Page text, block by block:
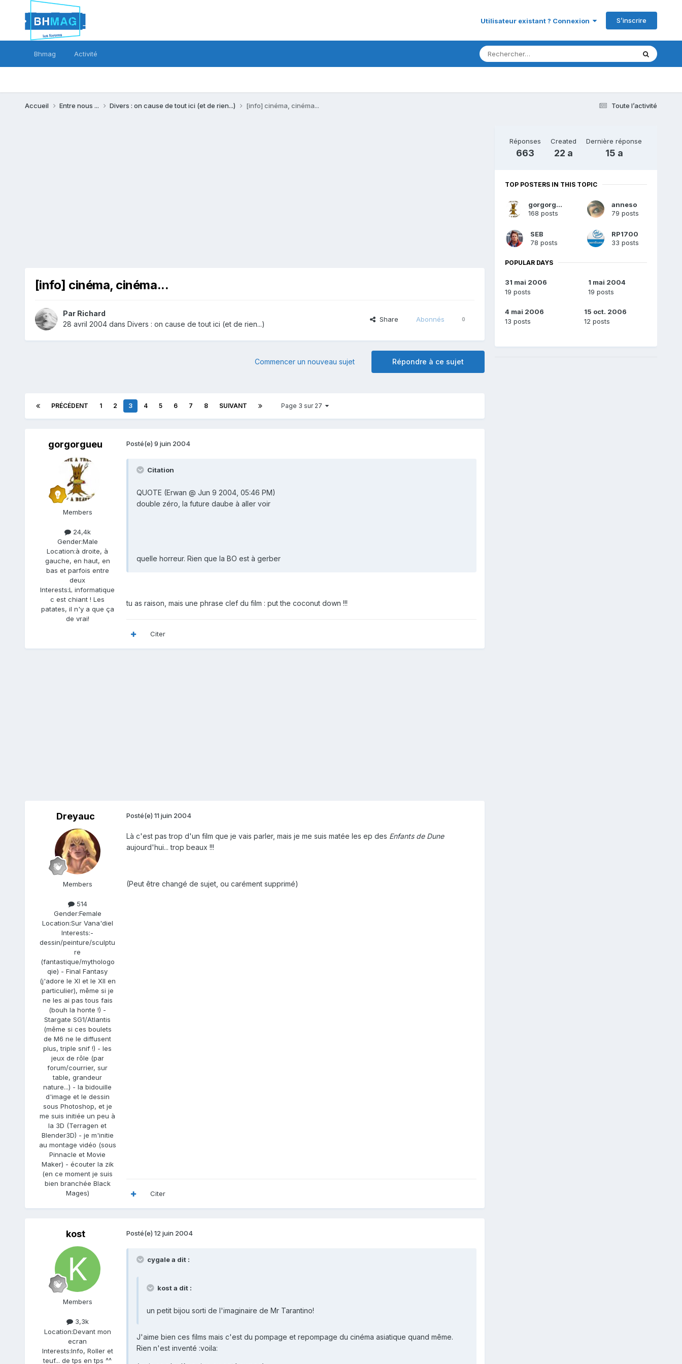
Utilisateur existant ? Connexion S’inscrire
Bhmag Activité
Toute l’activité
Accueil Entre nous ... Divers : on cause de tout ici (et de rien...) [info] cinéma, cinéma...
[info] cinéma, cinéma...
Par Richard
28 avril 2004dans Divers : on cause de tout ici (et de rien...)
Share Abonnés 0
Répondre à ce sujet
Commencer un nouveau sujet
PRÉCÉDENT 1 2 3 4 5 6 7 8 SUIVANT Page 3 sur 27
gorgorgueu
Members
24,4k
Gender:Male
Location:à droite, à
gauche, en haut, en
bas et parfois entre
deux
Interests:L informatique
c est chiant ! Les
patates, il n'y a que ça
de vrai!
Posté(e) 9 juin 2004
Citation
QUOTE (Erwan @ Jun 9 2004, 05:46 PM)
double zéro, la future daube à aller voir
quelle horreur. Rien que la BO est à gerber
tu as raison, mais une phrase clef du film : put the coconut down !!!
Citer
Dreyauc
Members
514
Gender:Female
Location:Sur Vana'diel
Interests:-
dessin/peinture/sculptu
re
(fantastique/mythologo
qie) - Final Fantasy
(j'adore le XI et le XII en
particulier), même si je
ne les ai pas tous fais
(bouh la honte !) -
Stargate SG1/Atlantis
(même si ces boulets
de M6 ne le diffusent
plus, triple snif !) - les
jeux de rôle (par
forum/courrier, sur
table, grandeur
nature...) - la bidouille
d'image et le dessin
sous Photoshop, et je
me suis initiée un peu à
la 3D (Terragen et
Blender3D) - je m'initie
au montage vidéo (sous
Pinnacle et Movie
Maker) - écouter la zik
(en ce moment je suis
bien branchée Black
Mages)
Posté(e) 11 juin 2004
Là c'est pas trop d'un film que je vais parler, mais je me suis matée les ep des Enfants de Dune
aujourd'hui... trop beaux !!!
(Peut être changé de sujet, ou carément supprimé)
Citer
kost
Members
3,3k
Location:Devant mon
ecran
Interests:Info, Roller et
teuf... de tps en tps ^^
Posté(e) 12 juin 2004
cygale a dit :
kost a dit :
un petit bijou sorti de l'imaginaire de Mr Tarantino!
J'aime bien ces films mais c'est du pompage et repompage du cinéma asiatique quand même.
Rien n'est inventé :voila:
Réponses
663
Created
22 a
Dernière réponse
15 a
TOP POSTERS IN THIS TOPIC
gorgorgueu
168 posts
anneso
79 posts
SEB
78 posts
RP1700
33 posts
POPULAR DAYS
31 mai 2006
19 posts
1 mai 2004
19 posts
4 mai 2006
13 posts
15 oct. 2006
12 posts